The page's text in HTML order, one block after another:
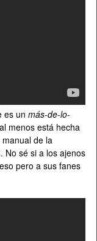
es un más-de-lo-
menos está hecha
de la
No sé si a los ajenos
pero a sus fanes